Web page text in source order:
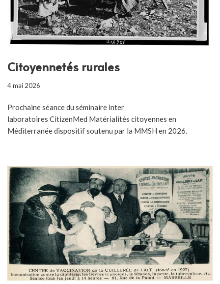
Citoyennetés rurales
4 mai 2026
Prochaine séance du séminaire inter
laboratoires CitizenMed Matérialités citoyennes en
Méditerranée dispositif soutenu par la MMSH en 2026.